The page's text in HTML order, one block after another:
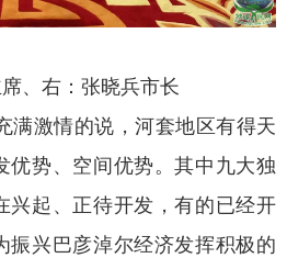
、右：张晓兵市长
激情的说，河套地区有得天
优势、空间优势。其中九大独
兴起、正待开发，有的已经开
振兴巴彦淖尔经济发挥积极的